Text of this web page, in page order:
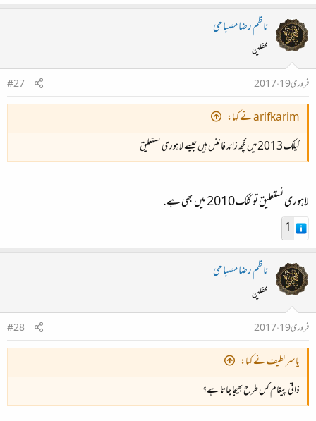
ناظم رضا مصباحی
محفلین
فروری 19، 2017
#27
arifkarim نے کہا:
کیلک 2013 میں کچھ زائد فانٹس ہیں جیسے لاہوری نستعلیق
لاہوری نستعلیق تو کلک 2010 میں بھی ہے.
1
ناظم رضا مصباحی
محفلین
فروری 19، 2017
#28
یاسر لطیف نے کہا:
ذاتی پیغام کس طرح بھیجا جاتا ہے؟